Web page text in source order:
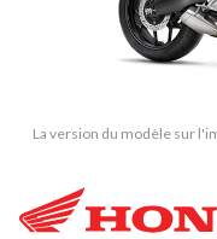
La version du modèle sur